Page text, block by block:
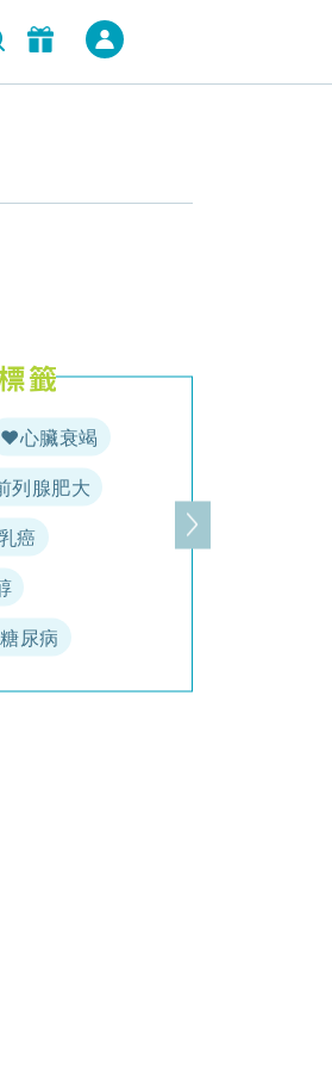
♥️心臟衰竭
列腺肥大
癌
尿病
下一頁